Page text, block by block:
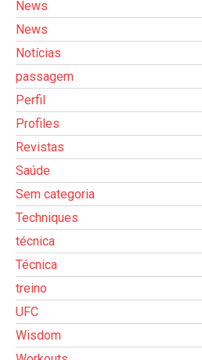
News
News
Notícias
passagem
Perfil
Profiles
Revistas
Saúde
Sem categoria
Techniques
técnica
Técnica
treino
UFC
Wisdom